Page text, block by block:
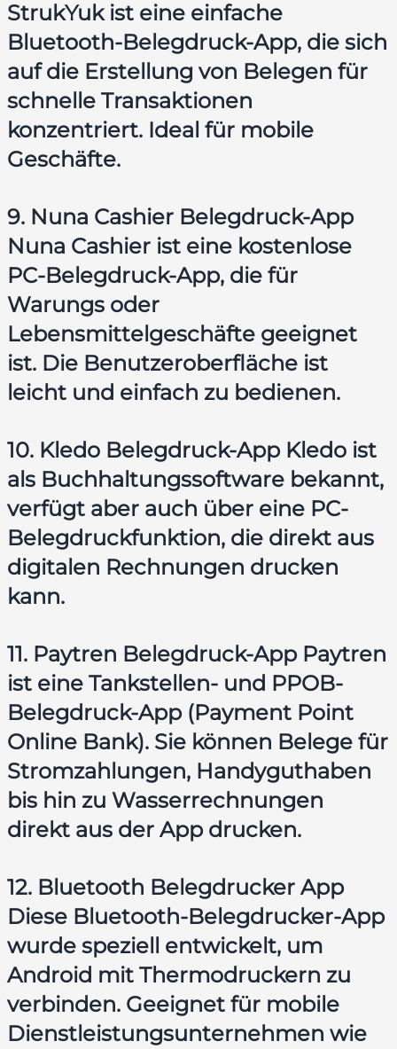
StrukYuk ist eine einfache
Bluetooth-Belegdruck-App, die sich
auf die Erstellung von Belegen für
schnelle Transaktionen
konzentriert. Ideal für mobile
Geschäfte.
9. Nuna Cashier Belegdruck-App
Nuna Cashier ist eine kostenlose
PC-Belegdruck-App, die für
Warungs oder
Lebensmittelgeschäfte geeignet
ist. Die Benutzeroberfläche ist
leicht und einfach zu bedienen.
10. Kledo Belegdruck-App Kledo ist
als Buchhaltungssoftware bekannt,
verfügt aber auch über eine PC-
Belegdruckfunktion, die direkt aus
digitalen Rechnungen drucken
kann.
11. Paytren Belegdruck-App Paytren
ist eine Tankstellen- und PPOB-
Belegdruck-App (Payment Point
Online Bank). Sie können Belege für
Stromzahlungen, Handyguthaben
bis hin zu Wasserrechnungen
direkt aus der App drucken.
12. Bluetooth Belegdrucker App
Diese Bluetooth-Belegdrucker-App
wurde speziell entwickelt, um
Android mit Thermodruckern zu
verbinden. Geeignet für mobile
Dienstleistungsunternehmen wie